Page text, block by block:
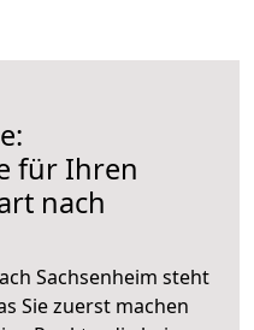
für Ihren
nach
Sachsenheim steht
Sie zuerst machen